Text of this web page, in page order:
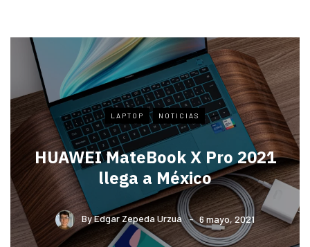
LAPTOP NOTICIAS
HUAWEI MateBook X Pro 2021
llega a México
ByEdgar Zepeda Urzua 6 mayo, 2021